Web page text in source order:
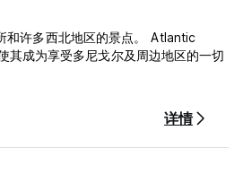
和许多西北地区的景点。 Atlantic
成为享受多尼戈尔及周边地区的一切
、双床房或家庭房。房间明亮、现
接浴室，配备免费无线网络、吹风
详情